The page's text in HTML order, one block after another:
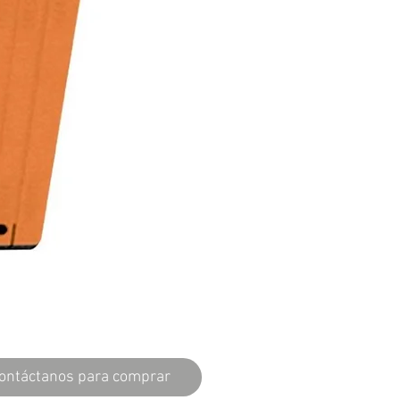
para comprar